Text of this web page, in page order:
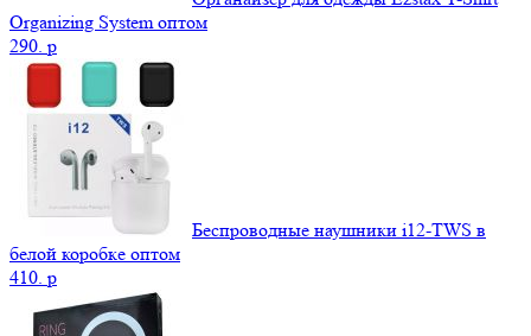
Organizing System оптом
290. p
Беспроводные наушники i12-TWS в
белой коробке оптом
410. p